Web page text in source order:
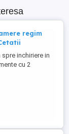
regim
spre inchiriere in
cu 2
proprie. (4
1
baie si
cazare) Fiecare